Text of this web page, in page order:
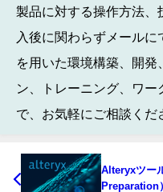
製品に対する操作方法、
入後に関わらずメール
を用いた環境構築、開
ン、トレーニング、ワ
で、お気軽にご相談くだ
Alteryxツー
Preparation